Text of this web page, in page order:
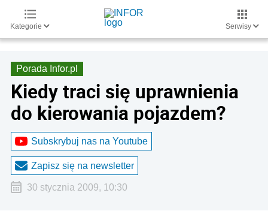
Kategorie Serwisy
Porada Infor.pl
Kiedy traci się uprawnienia
do kierowania pojazdem?
Subskrybuj nas na Youtube
Zapisz się na newsletter
30 stycznia 2009, 10:30